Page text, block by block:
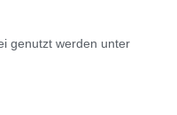
genutzt werden unter